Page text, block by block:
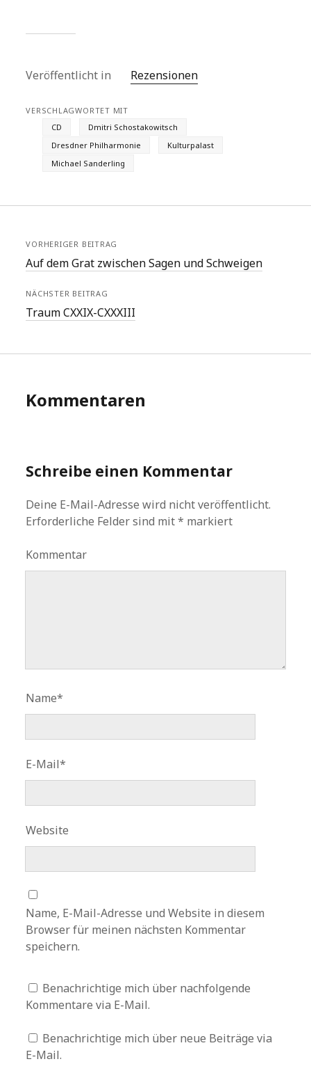
Veröffentlicht in Rezensionen
VERSCHLAGWORTET MIT
CD
Dmitri Schostakowitsch
Dresdner Philharmonie
Kulturpalast
Michael Sanderling
VORHERIGER BEITRAG
Auf dem Grat zwischen Sagen und Schweigen
NÄCHSTER BEITRAG
Traum CXXIX-CXXXIII
Kommentaren
Schreibe einen Kommentar
Deine E-Mail-Adresse wird nicht veröffentlicht.
Erforderliche Felder sind mit* markiert
Kommentar
Name*
E-Mail*
Website
Name, E-Mail-Adresse und Website in diesem
Browser für meinen nächsten Kommentar
speichern.
Benachrichtige mich über nachfolgende
Kommentare via E-Mail.
Benachrichtige mich über neue Beiträge via
E-Mail.